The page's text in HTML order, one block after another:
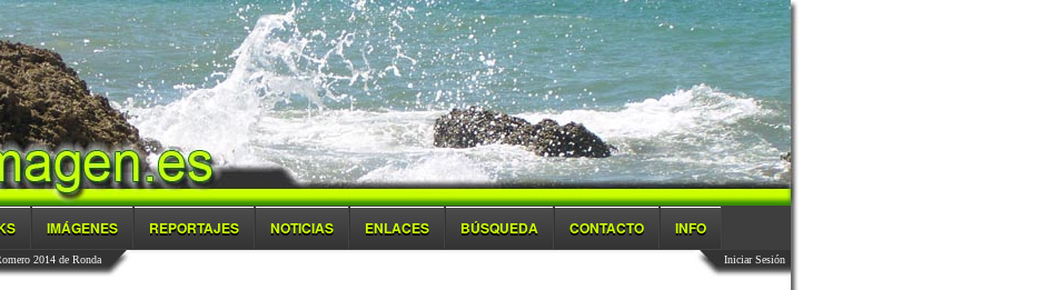
IMÁGENES REPORTAJES NOTICIAS ENLACES BÚSQUEDA CONTACTO INFO
2014 de Ronda Iniciar Sesión